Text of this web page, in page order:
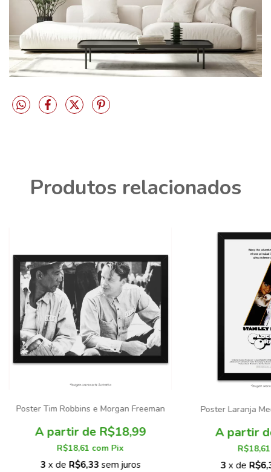
Produtos relacionados
Poster Tim Robbins e Morgan Freeman
R$18,99
R$18,61 com Pix
3 x de R$6,33 sem juros
Poster Laranja
3 x de